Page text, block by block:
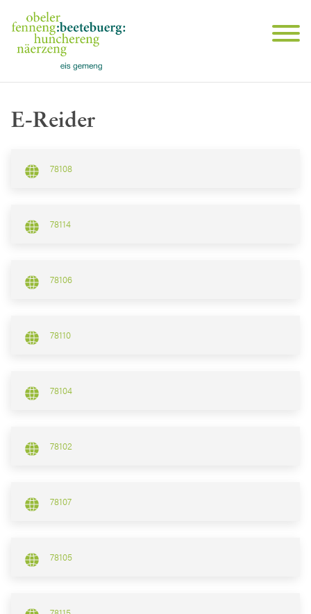
E-Reider
78108
78114
78106
78110
78104
78102
78107
78105